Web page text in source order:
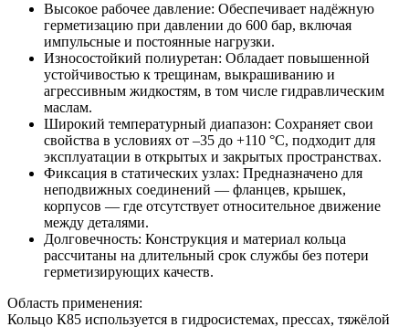
Высокое рабочее давление: Обеспечивает надёжную
герметизацию при давлении до 600 бар, включая
импульсные и постоянные нагрузки.
Износостойкий полиуретан: Обладает повышенной
устойчивостью к трещинам, выкрашиванию и
агрессивным жидкостям, в том числе гидравлическим
маслам.
Широкий температурный диапазон: Сохраняет свои
свойства в условиях от –35 до +110 °C, подходит для
эксплуатации в открытых и закрытых пространствах.
Фиксация в статических узлах: Предназначено для
неподвижных соединений — фланцев, крышек,
корпусов — где отсутствует относительное движение
между деталями.
Долговечность: Конструкция и материал кольца
рассчитаны на длительный срок службы без потери
герметизирующих качеств.
Область применения:
Кольцо К85 используется в гидросистемах, прессах, тяжёлой